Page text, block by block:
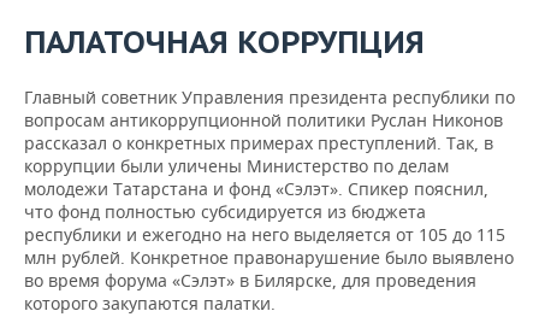
ПАЛАТОЧНАЯ КОРРУПЦИЯ
Главный советник Управления президента республики по
вопросам антикоррупционной политики Руслан Никонов
рассказал о конкретных примерах преступлений. Так, в
коррупции были уличены Министерство по делам
молодежи Татарстана и фонд «Сэлэт». Спикер пояснил,
что фонд полностью субсидируется из бюджета
республики и ежегодно на него выделяется от 105 до 115
млн рублей. Конкретное правонарушение было выявлено
во время форума «Сэлэт» в Билярске, для проведения
которого закупаются палатки.